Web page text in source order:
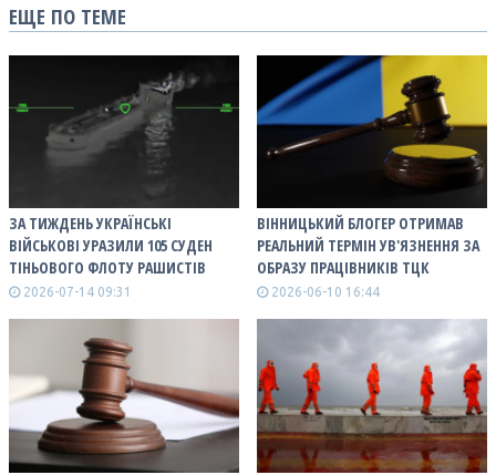
ЕЩЕ ПО ТЕМЕ
ЗА ТИЖДЕНЬ УКРАЇНСЬКІ
ВІЙСЬКОВІ УРАЗИЛИ 105 СУДЕН
ТІНЬОВОГО ФЛОТУ РАШИСТІВ
2026-07-14 09:31
ВІННИЦЬКИЙ БЛОГЕР ОТРИМАВ
РЕАЛЬНИЙ ТЕРМІН УВ'ЯЗНЕННЯ ЗА
ОБРАЗУ ПРАЦІВНИКІВ ТЦК
2026-06-10 16:44